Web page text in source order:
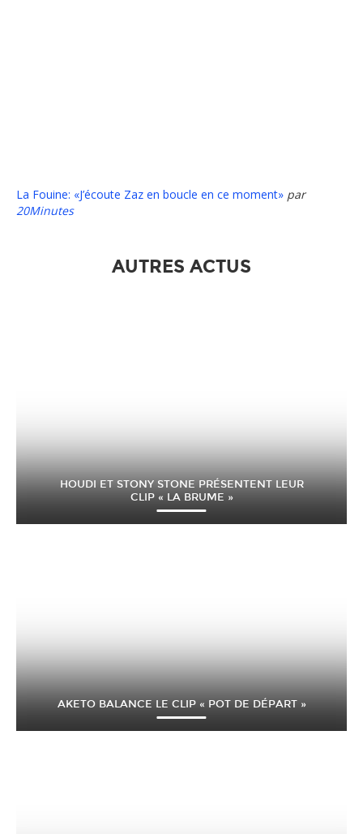
La Fouine: «J’écoute Zaz en boucle en ce moment» par
20Minutes
AUTRES ACTUS
HOUDI ET STONY STONE PRÉSENTENT LEUR
CLIP « LA BRUME »
AKETO BALANCE LE CLIP « POT DE DÉPART »